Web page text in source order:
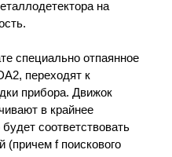
на
специально отпаянное
переходят к
прибора. Движок
в крайнее
соответствовать
(причем f поискового